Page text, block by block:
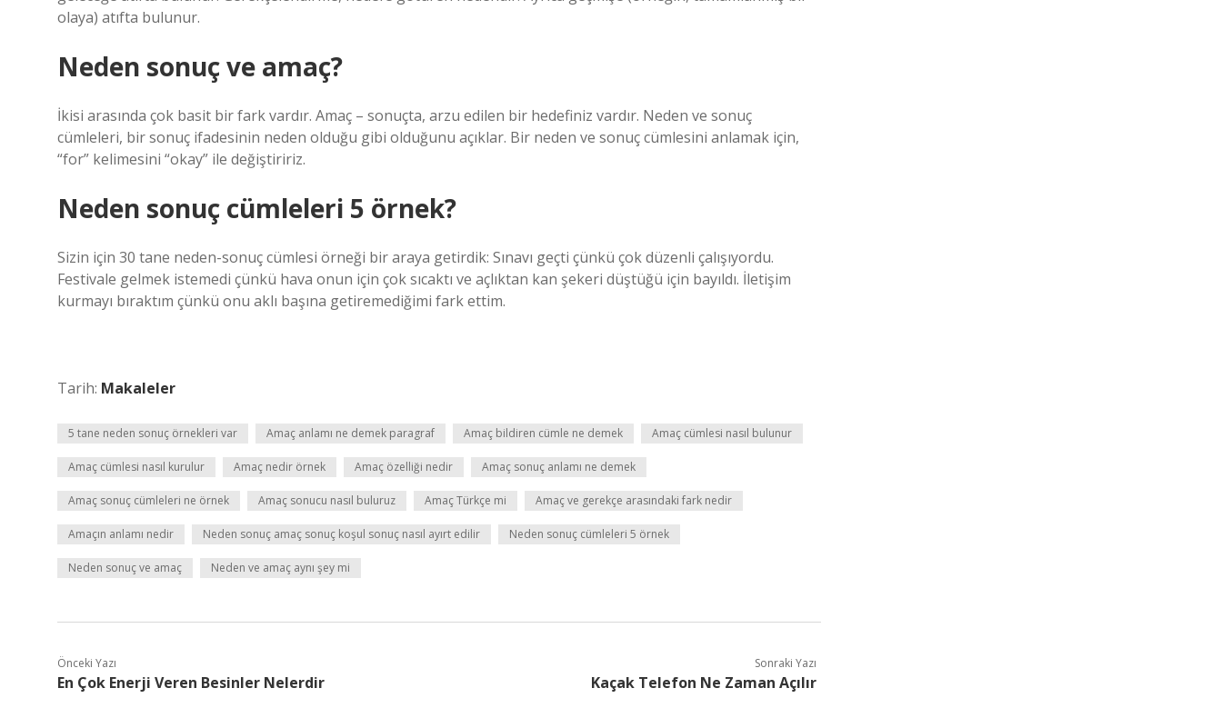
olaya) atıfta bulunur.
Neden sonuç ve amaç?
İkisi arasında çok basit bir fark vardır. Amaç – sonuçta, arzu edilen bir hedefiniz vardır. Neden ve sonuç
cümleleri, bir sonuç ifadesinin neden olduğu gibi olduğunu açıklar. Bir neden ve sonuç cümlesini anlamak için,
“for” kelimesini “okay” ile değiştiririz.
Neden sonuç cümleleri 5 örnek?
Sizin için 30 tane neden-sonuç cümlesi örneği bir araya getirdik: Sınavı geçti çünkü çok düzenli çalışıyordu.
Festivale gelmek istemedi çünkü hava onun için çok sıcaktı ve açlıktan kan şekeri düştüğü için bayıldı. İletişim
kurmayı bıraktım çünkü onu aklı başına getiremediğimi fark ettim.
Tarih: Makaleler
5 tane neden sonuç örnekleri var Amaç anlamı ne demek paragraf Amaç bildiren cümle ne demek Amaç cümlesi nasıl bulunur
Amaç cümlesi nasıl kurulur Amaç nedir örnek Amaç özelliği nedir Amaç sonuç anlamı ne demek
Amaç sonuç cümleleri ne örnek Amaç sonucu nasıl buluruz Amaç Türkçe mi Amaç ve gerekçe arasındaki fark nedir
Amaçın anlamı nedir Neden sonuç amaç sonuç koşul sonuç nasıl ayırt edilir Neden sonuç cümleleri 5 örnek
Neden sonuç ve amaç Neden ve amaç aynı şey mi
Önceki Yazı
En Çok Enerji Veren Besinler Nelerdir
Sonraki Yazı
Kaçak Telefon Ne Zaman Açılır